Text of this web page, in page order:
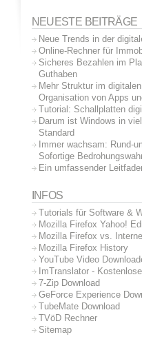
NEUESTE BEITRÄGE
Neue Trends in der
Online-Rechner für
Sicheres Bezahlen im
Guthaben
Mehr Struktur im
Organisation von Apps
Tutorial: Schallplatten
Darum ist Windows in
Standard
Immer wachsam: Rund-
Sofortige
Ein umfassender
INFOS
Tutorials für Software &
Mozilla Firefox Yahoo!
Mozilla Firefox vs.
Mozilla Firefox History
YouTube Video
ImTranslator -
7-Zip Download
GeForce Experience
TubeMate Download
TVöD Rechner
Sitemap